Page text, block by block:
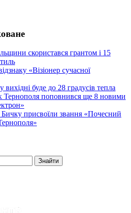
скористався грантом і 15
«Візіонер сучасної
буде до 28 градусів тепла
Тернополя поповнився ще 8 новими
присвоїли звання «Почесний
Знайти